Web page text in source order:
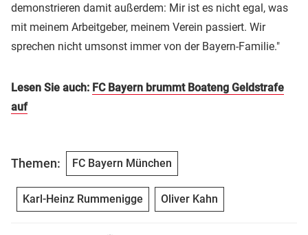
demonstrieren damit außerdem: Mir ist es nicht egal, was
mit meinem Arbeitgeber, meinem Verein passiert. Wir
sprechen nicht umsonst immer von der Bayern-Familie."
Lesen Sie auch: FC Bayern brummt Boateng Geldstrafe
auf
Themen: FC Bayern München
Karl-Heinz Rummenigge Oliver Kahn